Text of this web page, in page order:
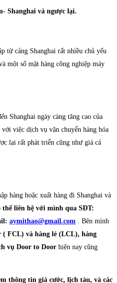
Shanghai và ngược lại.
từ cảng Shanghai rất nhiều chủ yếu
một số mặt hàng công nghiệp máy
Shanghai ngày càng tăng cao của
việc dịch vụ vận chuyển hàng hóa
lại rất phát triển cũng như giá cả
hàng hoặc xuất hàng đi Shanghai và
thể liên hệ với mình qua SĐT:
aymithao@gmail.com . Bên mình
( FCL) và hàng lẻ (LCL), hàng
vụ Door to Door hiện nay cũng
thông tin giá cước, lịch tàu, và các